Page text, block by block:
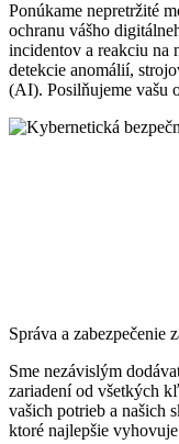
Ponúkame nepretržité
ochranu vášho
incidentov a reakciu na
detekcie anomálií,
(AI). Posilňujeme vašu
Správa a zabezpečenie
Sme nezávislým
zariadení od všetkých
vašich potrieb a našich
ktoré najlepšie